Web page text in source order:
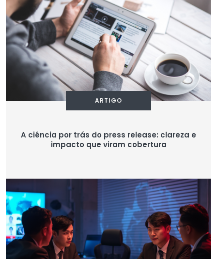
ARTIGO
A ciência por trás do press release: clareza e
impacto que viram cobertura